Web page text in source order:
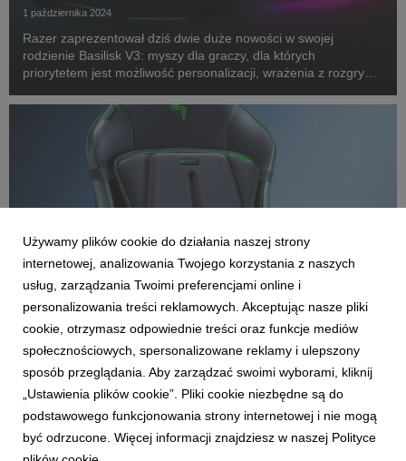
1 października 2024
Razer zaprezentował dziś dwie duże nowości w swojej
rodzienie Basilisk V3: myszy dla graczy, dla których
priorytetem jest możliwość personalizacji, wrażenia z rozgrywki
zupełnie nowa, w pełni konfigurowalna, bez...
AKTUALNOŚCI
Przedstawiamy Razer Freyja: pierwszą na
świecie matę haptyczną od Razer
28 września 2024
Podczas dzisiejszego wydarzenia: RazerCon 2024, firma
Razer z dumą zaprezentowała Razer Freyja: pierwszą na
Używamy plików cookie do działania naszej strony
internetowej, analizowania Twojego korzystania z naszych
usług, zarządzania Twoimi preferencjami online i
personalizowania treści reklamowych. Akceptując nasze pliki
cookie, otrzymasz odpowiednie treści oraz funkcje mediów
społecznościowych, spersonalizowane reklamy i ulepszony
sposób przeglądania. Aby zarządzać swoimi wyborami, kliknij
„Ustawienia plików cookie”. Pliki cookie niezbędne są do
podstawowego funkcjonowania strony internetowej i nie mogą
być odrzucone. Więcej informacji znajdziesz w naszej Polityce